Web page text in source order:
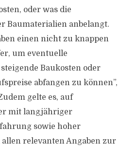
oder was die
Baumaterialien anbelangt.
einen nicht zu knappen
um eventuelle
Baukosten oder
abfangen zu können”,
gelte es, auf
mit langjähriger
sowie hoher
relevanten Angaben zur